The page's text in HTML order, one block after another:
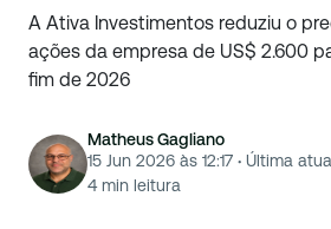
A Ativa Investimentos reduziu o
ações da empresa de US$ 2.600
fim de 2026
Matheus Gagliano
15 Jun 2026 às 12:17 · Última
4min leitura